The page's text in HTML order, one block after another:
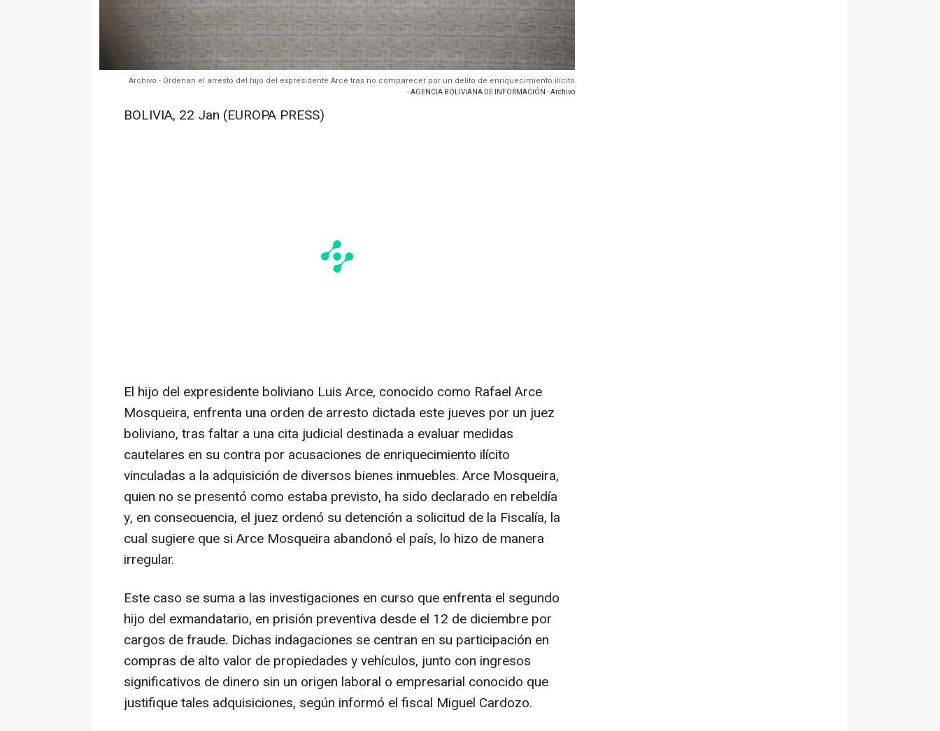
Archivo - Ordenan el arresto del hijo del expresidente Arce tras no comparecer por un delito de enriquecimiento ilícito
- AGENCIA BOLIVIANA DE INFORMACIÓN - Archivo
BOLIVIA, 22 Jan (EUROPA PRESS)
El hijo del expresidente boliviano Luis Arce, conocido como Rafael Arce
Mosqueira, enfrenta una orden de arresto dictada este jueves por un juez
boliviano, tras faltar a una cita judicial destinada a evaluar medidas
cautelares en su contra por acusaciones de enriquecimiento ilícito
vinculadas a la adquisición de diversos bienes inmuebles. Arce Mosqueira,
quien no se presentó como estaba previsto, ha sido declarado en rebeldía
y, en consecuencia, el juez ordenó su detención a solicitud de la Fiscalía, la
cual sugiere que si Arce Mosqueira abandonó el país, lo hizo de manera
irregular.
Este caso se suma a las investigaciones en curso que enfrenta el segundo
hijo del exmandatario, en prisión preventiva desde el 12 de diciembre por
cargos de fraude. Dichas indagaciones se centran en su participación en
compras de alto valor de propiedades y vehículos, junto con ingresos
significativos de dinero sin un origen laboral o empresarial conocido que
justifique tales adquisiciones, según informó el fiscal Miguel Cardozo.